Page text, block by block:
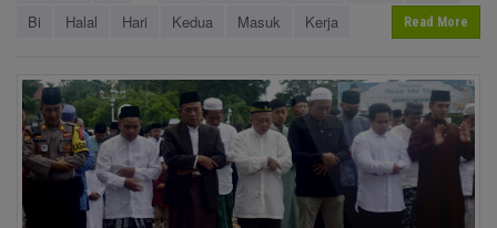
Bi
Halal Hari Kedua Masuk Kerja Read More